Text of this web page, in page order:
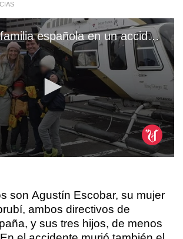
Muere una familia española en un accidente de helicóptero en el río Hudson, en Nueva York
son Agustín Escobar, su mujer
ambos directivos de
y sus tres hijos, de menos